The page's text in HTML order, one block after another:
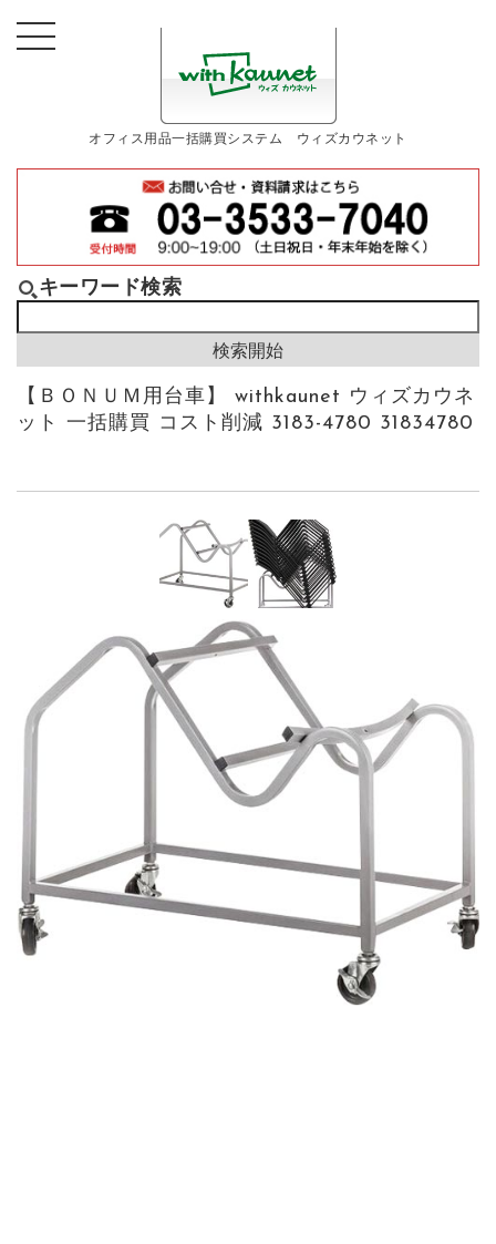
オフィス用品一括購買システム ウィズカウネット
キーワード検索
【ＢＯＮＵＭ用台車】 withkaunet ウィズカウネ
ット 一括購買 コスト削減 3183-4780 31834780